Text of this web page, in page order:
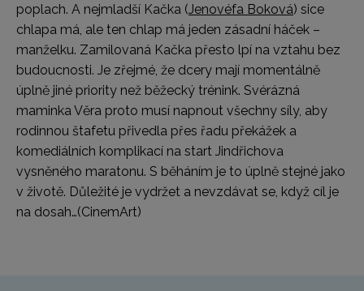
poplach. A nejmladší Kačka (Jenovéfa Boková) sice
chlapa má, ale ten chlap má jeden zásadní háček –
manželku. Zamilovaná Kačka přesto lpí na vztahu bez
budoucnosti. Je zřejmé, že dcery mají momentálně
úplně jiné priority než běžecký trénink. Svérázná
maminka Věra proto musí napnout všechny síly, aby
rodinnou štafetu přivedla přes řadu překážek a
komediálních komplikací na start Jindřichova
vysněného maratonu. S běháním je to úplně stejné jako
v životě. Důležité je vydržet a nevzdávat se, když cíl je
na dosah…(CinemArt)